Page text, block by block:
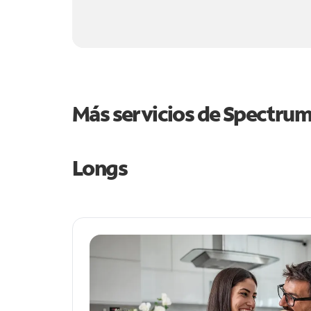
Más servicios de
Longs